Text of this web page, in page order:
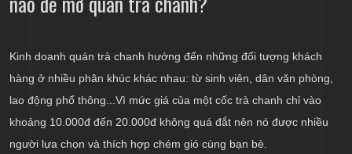
Kinh doanh quán trà chanh hướng đến những đối tượng khách
hàng ở nhiều phân khúc khác nhau: từ sinh viên, dân văn phòng,
lao động phổ thông...Vì mức giá của một cốc trà chanh chỉ vào
khoảng 10.000đ đến 20.000đ không quá đắt nên nó được nhiều
người lựa chọn và thích hợp chém gió cùng bạn bè.